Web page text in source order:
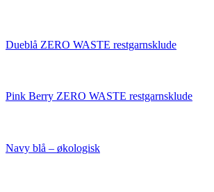
Dueblå ZERO WASTE restgarnsklude
Pink Berry ZERO WASTE restgarnsklude
Navy blå – økologisk